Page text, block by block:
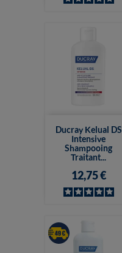
Ducray Kelual DS
Intensive
Shampooing
Traitant...
12,75 €